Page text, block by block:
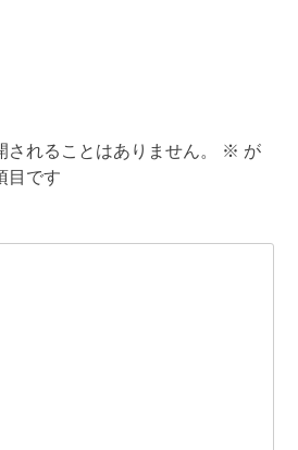
されることはありません。 ※ が
目です